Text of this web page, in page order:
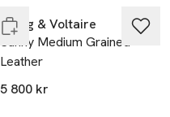
Zadig & Voltaire
Sunny Medium Grained
Leather
5 800 kr